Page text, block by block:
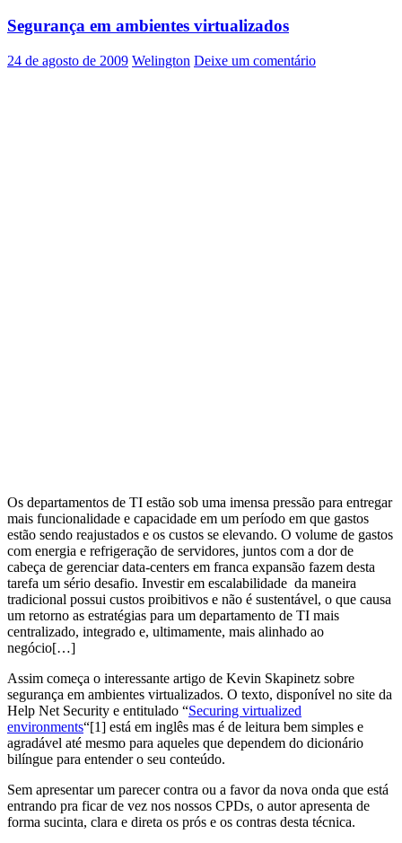
Segurança em ambientes virtualizados
24 de agosto de 2009 Welington Deixe um comentário
Os departamentos de TI estão sob uma imensa pressão para entregar
mais funcionalidade e capacidade em um período em que gastos
estão sendo reajustados e os custos se elevando. O volume de gastos
com energia e refrigeração de servidores, juntos com a dor de
cabeça de gerenciar data-centers em franca expansão fazem desta
tarefa um sério desafio. Investir em escalabilidade da maneira
tradicional possui custos proibitivos e não é sustentável, o que causa
um retorno as estratégias para um departamento de TI mais
centralizado, integrado e, ultimamente, mais alinhado ao
negócio[…]
Assim começa o interessante artigo de Kevin Skapinetz sobre
segurança em ambientes virtualizados. O texto, disponível no site da
Help Net Security e entitulado “Securing virtualized
environments“[1] está em inglês mas é de leitura bem simples e
agradável até mesmo para aqueles que dependem do dicionário
bilíngue para entender o seu conteúdo.
Sem apresentar um parecer contra ou a favor da nova onda que está
entrando pra ficar de vez nos nossos CPDs, o autor apresenta de
forma sucinta, clara e direta os prós e os contras desta técnica.